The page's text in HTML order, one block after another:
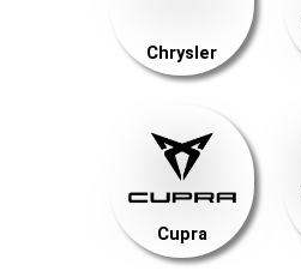
Chrysler
Cupra